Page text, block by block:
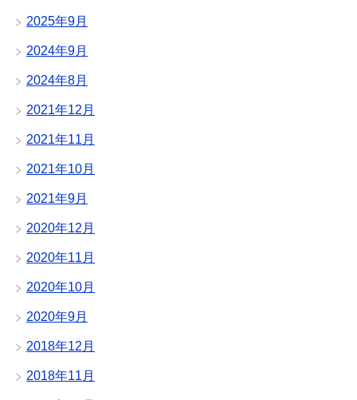
2025年9月
2024年9月
2024年8月
2021年12月
2021年11月
2021年10月
2021年9月
2020年12月
2020年11月
2020年10月
2020年9月
2018年12月
2018年11月